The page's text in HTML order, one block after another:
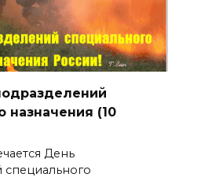
назначения (10
День